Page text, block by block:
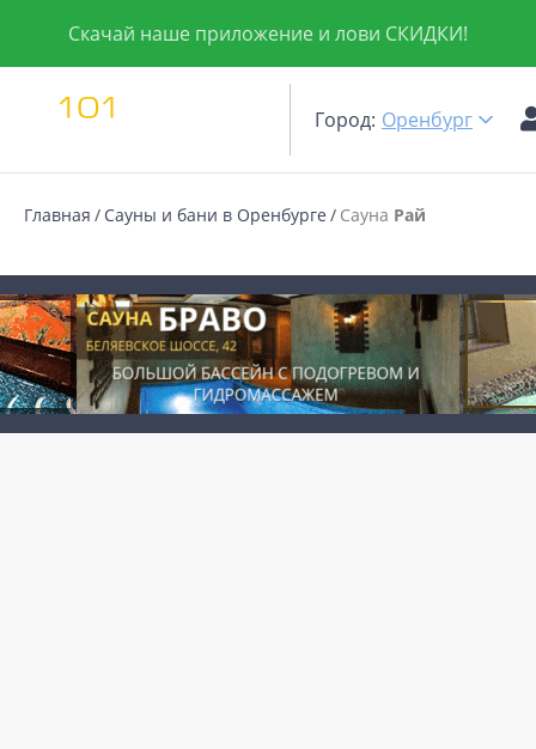
Скачай наше приложение и лови СКИДКИ!
Город: Оренбург
Главная Сауны и бани в Оренбурге Сауна Рай